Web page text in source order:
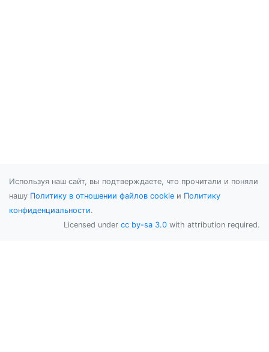
Используя наш сайт, вы подтверждаете, что прочитали и поняли
нашу Политику в отношении файлов cookie и Политику
конфиденциальности.
Licensed under cc by-sa 3.0 with attribution required.